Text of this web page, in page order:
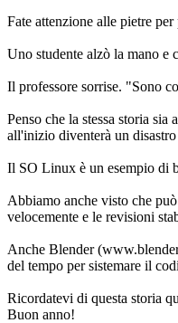
Fate attenzione alle pietre
Uno studente alzò la mano e
Il professore sorrise. "Sono
Penso che la stessa storia
all'inizio diventerà un
Il SO Linux è un esempio di
Abbiamo anche visto che
velocemente e le revisioni
Anche Blender
del tempo per sistemare il
Ricordatevi di questa storia
Buon anno!